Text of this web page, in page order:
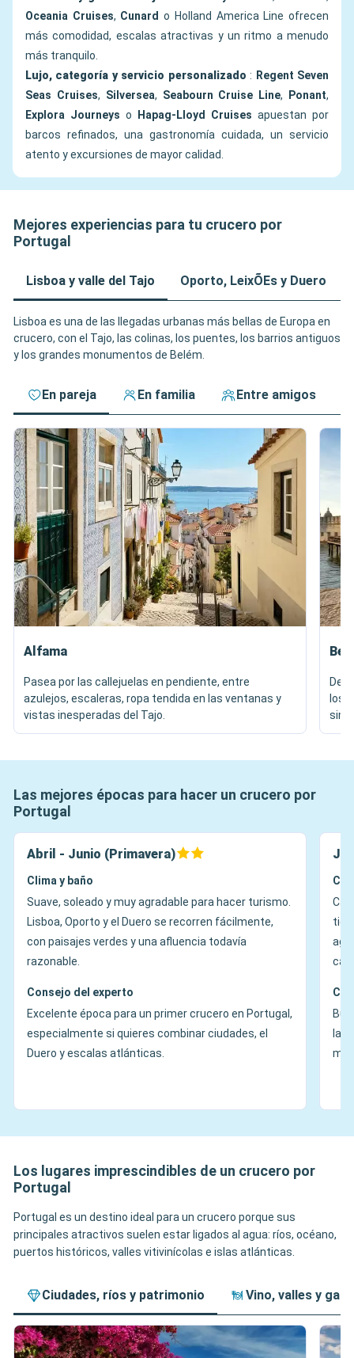
Oceania Cruises, Cunard o Holland America Line ofrecen
más comodidad, escalas atractivas y un ritmo a menudo
más tranquilo.
Lujo, categoría y servicio personalizado : Regent Seven
Seas Cruises, Silversea, Seabourn Cruise Line, Ponant,
Explora Journeys o Hapag-Lloyd Cruises apuestan por
barcos refinados, una gastronomía cuidada, un servicio
atento y excursiones de mayor calidad.
Mejores experiencias para tu crucero por
Portugal
Lisboa y valle del Tajo Oporto, LeixÕEs y Duero
Lisboa es una de las llegadas urbanas más bellas de Europa en
crucero, con el Tajo, las colinas, los puentes, los barrios antiguos
y los grandes monumentos de Belém.
En pareja En familia Entre amigos
Alfama
Pasea por las callejuelas en pendiente, entre
azulejos, escaleras, ropa tendida en las ventanas y
vistas inesperadas del Tajo.
los
Las mejores épocas para hacer un crucero por
Portugal
Abril - Junio (Primavera)
Clima y baño
Suave, soleado y muy agradable para hacer turismo.
Lisboa, Oporto y el Duero se recorren fácilmente,
con paisajes verdes y una afluencia todavía
razonable.
Consejo del experto
Excelente época para un primer crucero en Portugal,
especialmente si quieres combinar ciudades, el
Duero y escalas atlánticas.
las
Los lugares imprescindibles de un crucero por
Portugal
Portugal es un destino ideal para un crucero porque sus
principales atractivos suelen estar ligados al agua: ríos, océano,
puertos históricos, valles vitivinícolas e islas atlánticas.
Ciudades, ríos y patrimonio Vino, valles y